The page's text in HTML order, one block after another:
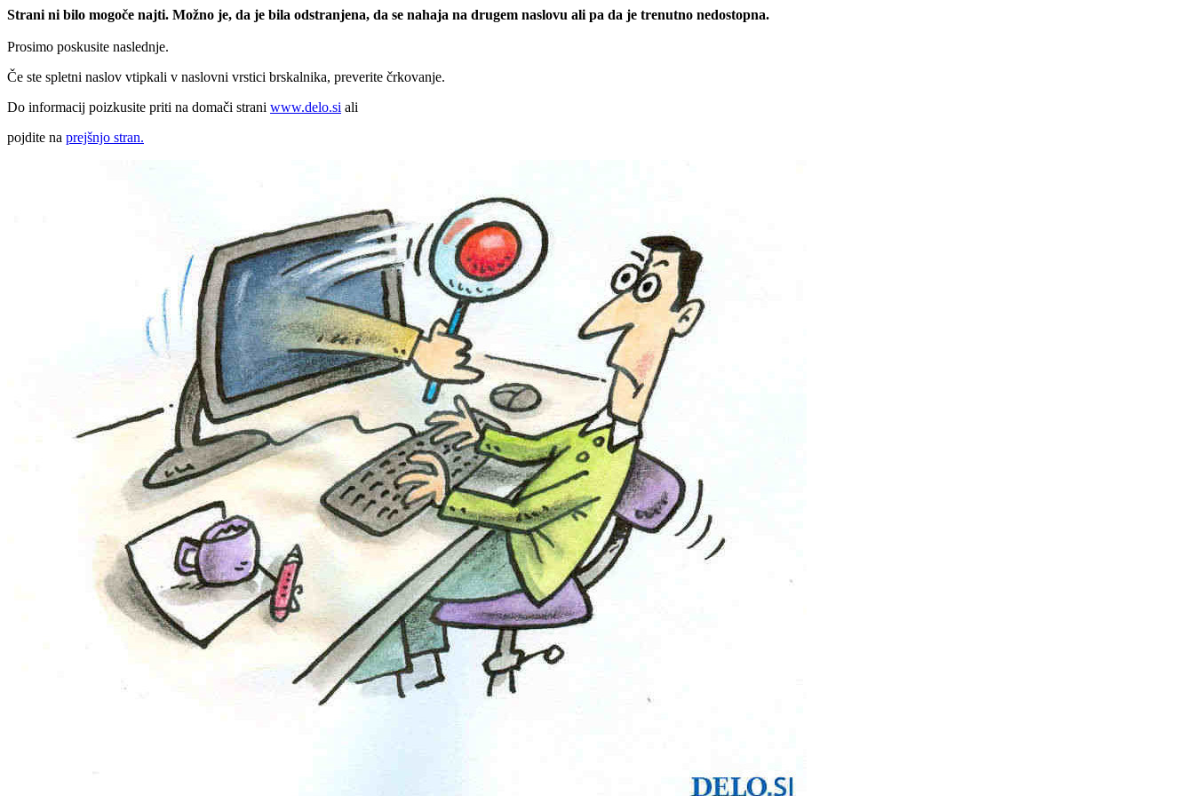
Strani ni bilo mogoče najti. Možno je, da je bila odstranjena, da se nahaja na drugem naslovu ali pa da je trenutno nedostopna.
Prosimo poskusite naslednje.
Če ste spletni naslov vtipkali v naslovni vrstici brskalnika, preverite črkovanje.
Do informacij poizkusite priti na domači strani www.delo.si ali
pojdite na prejšnjo stran.